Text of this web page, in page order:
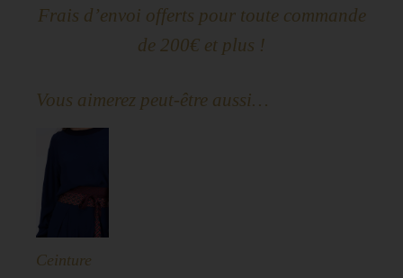
Frais d’envoi offerts pour toute commande
de 200€ et plus !
Vous aimerez peut-être aussi…
Ceinture